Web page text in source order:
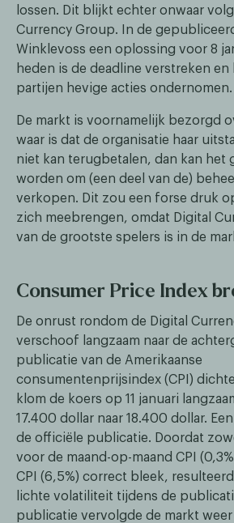
lossen. Dit blijkt echter onwaar
Currency Group. In de
Winklevoss een oplossing voor 8
heden is de deadline verstreken
partijen hevige acties ondernomen.
De markt is voornamelijk bezorgd
waar is dat de organisatie haar
niet kan terugbetalen, dan kan het
worden om (een deel van de)
verkopen. Dit zou een forse druk
zich meebrengen, omdat Digital
van de grootste spelers is in de
Consumer Price Index
De onrust rondom de Digital
verschoof langzaam naar de
publicatie van de Amerikaanse
consumentenprijsindex (CPI)
klom de koers op 11 januari
17.400 dollar naar 18.400 dollar.
de officiële publicatie. Doordat
voor de maand-op-maand CPI
CPI (6,5%) correct bleek,
lichte volatiliteit tijdens de
publicatie vervolgde de markt weer